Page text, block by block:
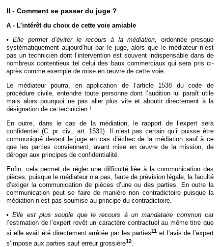
II - Comment se passer du juge ?
A - L’intérêt du choix de cette voie amiable
•Elle permet d’éviter le recours à la médiation , ordonnée presque
systématiquement aujourd’hui par le juge, alors que le médiateur n’est
pas un technicien dont l’intervention est souvent indispensable dans de
nombreux contentieux tel celui des baux commerciaux qui sera pris ci-
après comme exemple de mise en œuvre de cette voie.
Le médiateur pourra, en application de l’article 1538 du code de
procédure civile, entendre toute personne dont l’audition lui paraît utile
mais alors pourquoi ne pas aller plus vite et aboutir directement à la
désignation de ce technicien !
En outre, dans le cas de la médiation, le rapport de l’expert sera
confidentiel (C. pr. civ., art. 1531). Il n’est pas certain qu’il puisse être
communiqué devant le juge en cas d’échec de la médiation sauf à ce
que les parties conviennent, avant mise en œuvre de la mission, de
déroger aux principes de confidentialité.
Enfin, cela permet de régler une difficulté liée à la communication des
pièces, puisque le médiateur n’a pas, faute de prévision légale, la faculté
d’exiger la communication de pièces d’une ou des parties. En outre la
communication peut se faire de manière non contradictoire puisque la
médiation n’est pas soumise au principe du contradictoire.
•Elle est plus souple que le recours à un mandataire communcar
l’estimation de l’expert revêt un caractère contractuel au même titre que
si elle avait été directement arrêtée par les parties11 et l’avis de l’expert
s’impose aux parties sauf erreur grossière12.